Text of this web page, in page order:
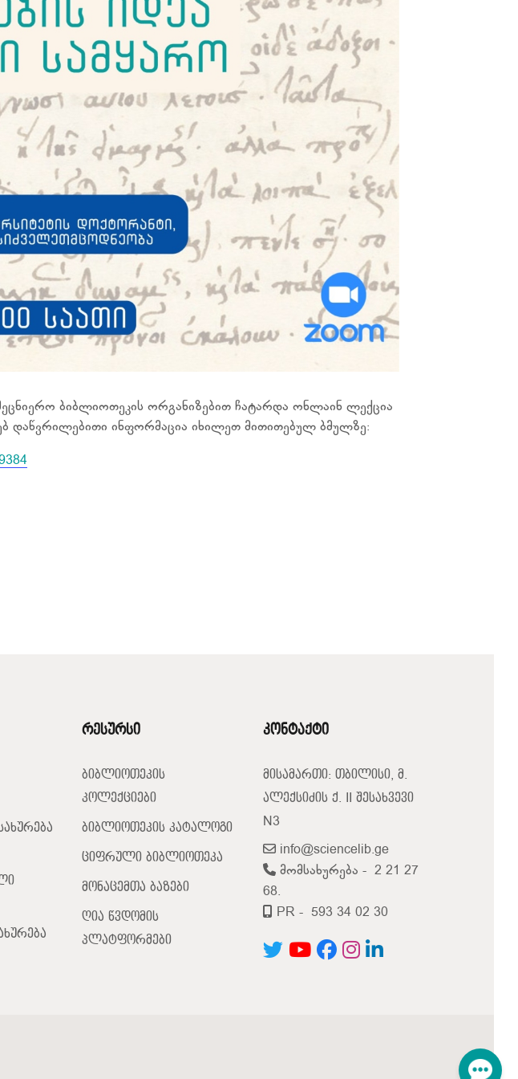
ბიბლიოთეკის ორგანიზებით ჩატარდა ონლაინ ლექცია
დაწვრილებითი ინფორმაცია იხილეთ მითითებულ ბმულზე:
რესურსი
ბიბლიოთეკის
კოლექციები
ბიბლიოთეკის კატალოგი
ციფრული ბიბლიოთეკა
მონაცემთა ბაზები
ღია წვდომის
პლატფორმები
კონტაქტი
მისამართი: თბილისი, მ.
ალექსიძის ქ. II შესახვევი
N3
info@sciencelib.ge
მომსახურება - 2 21 27
68.
PR - 593 34 02 30